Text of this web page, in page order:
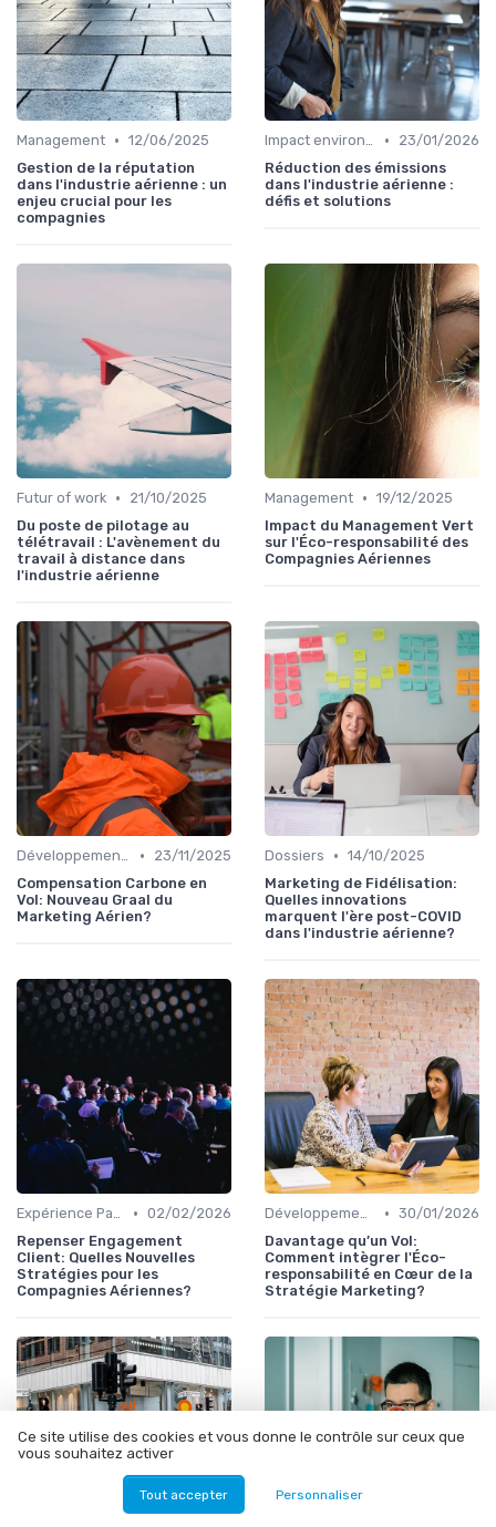
Management • 12/06/2025
Gestion de la réputation
dans l'industrie aérienne : un
enjeu crucial pour les
compagnies
Impact environnemental •
23/01/2026
Réduction des émissions
dans l'industrie aérienne :
défis et solutions
Futur of work •
21/10/2025
Du poste de pilotage au
télétravail : L'avènement du
travail à distance dans
l'industrie aérienne
Management • 19/12/2025
Impact du Management Vert
sur l'Éco-responsabilité des
Compagnies Aériennes
Développement Durable •
23/11/2025
Compensation Carbone en
Vol: Nouveau Graal du
Marketing Aérien?
Dossiers • 14/10/2025
Marketing de Fidélisation:
Quelles innovations
marquent l'ère post-COVID
dans l'industrie aérienne?
Expérience Passager • 02/02/2026
Repenser Engagement
Client: Quelles Nouvelles
Stratégies pour les
Compagnies Aériennes?
Développement Durable • 30/01/2026
Davantage qu’un Vol:
Comment intègrer l'Éco-
responsabilité en Cœur de la
Stratégie Marketing?
Ce site utilise des cookies et vous donne le contrôle sur ceux que
vous souhaitez activer
Tout accepter Personnaliser